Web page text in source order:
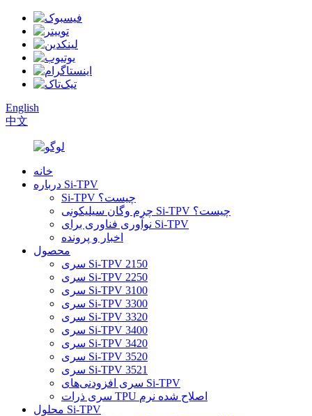
English
中文
خانه
درباره Si-TPV
Si-TPV چیست؟
چرم وگان سیلیکونی Si-TPV چیست؟
نوآوری فناوری برای Si-TPV
اخبار و پرونده
محصول
سری Si-TPV 2150
سری Si-TPV 2250
سری Si-TPV 3100
سری Si-TPV 3300
سری Si-TPV 3320
سری Si-TPV 3400
سری Si-TPV 3420
سری Si-TPV 3520
سری Si-TPV 3521
سری افزودنی‌های Si-TPV
سری ذرات TPU اصلاح شده نرم
محلول Si-TPV